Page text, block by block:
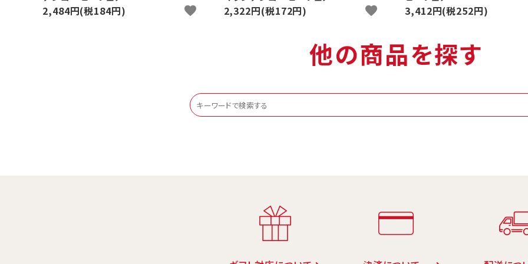
2,484円(税184円)
favorite
2,322円(税172円)
favorite
3,412円(税252円)
他の商品を探す